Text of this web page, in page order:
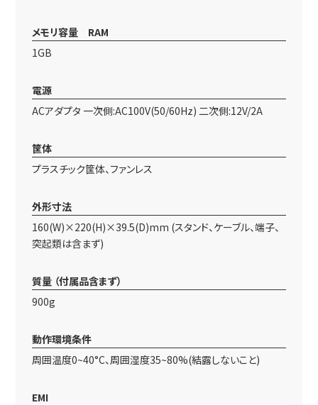
メモリ容量 RAM
1GB
電源
ACアダプタ 一次側:AC100V(50/60Hz) 二次側:12V/2A
筐体
プラスチック筐体、ファンレス
外形寸法
160(W)×220(H)×39.5(D)mm (スタンド、ケーブル、端子、
突起類は含まず)
質量 （付属品含まず）
900g
動作環境条件
周囲温度0~40°C、周囲湿度35~80%(結露しないこと)
EMI